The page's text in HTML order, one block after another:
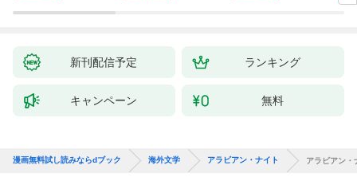
新刊配信予定 ランキング
キャンペーン 無料
漫画無料試し読みならdブック 海外文学 アラビアン・ナイト アラビアン